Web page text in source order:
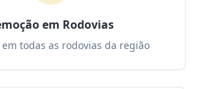
em Rodovias
todas as rodovias da região